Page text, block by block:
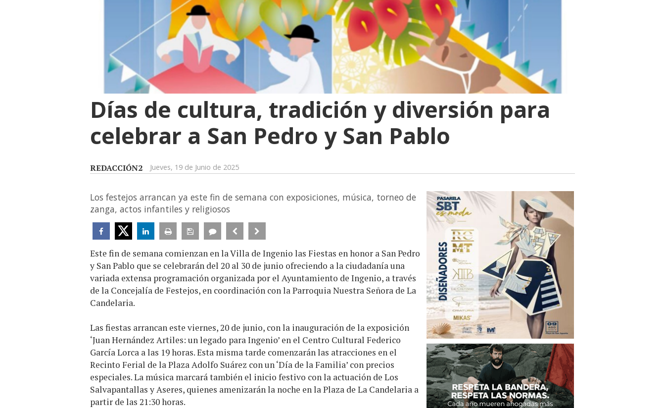
Días de cultura, tradición y diversión para
celebrar a San Pedro y San Pablo
REDACCIÓN2 Jueves, 19 de Junio de 2025
Los festejos arrancan ya este fin de semana con exposiciones, música, torneo de
zanga, actos infantiles y religiosos
Este fin de semana comienzan en la Villa de Ingenio las Fiestas en honor a San Pedro
y San Pablo que se celebrarán del 20 al 30 de junio ofreciendo a la ciudadanía una
variada extensa programación organizada por el Ayuntamiento de Ingenio, a través
de la Concejalía de Festejos, en coordinación con la Parroquia Nuestra Señora de La
Candelaria.
Las fiestas arrancan este viernes, 20 de junio, con la inauguración de la exposición
‘Juan Hernández Artiles: un legado para Ingenio’ en el Centro Cultural Federico
García Lorca a las 19 horas. Esta misma tarde comenzarán las atracciones en el
Recinto Ferial de la Plaza Adolfo Suárez con un ‘Día de la Familia’ con precios
especiales. La música marcará también el inicio festivo con la actuación de Los
Salvapantallas y Aseres, quienes amenizarán la noche en la Plaza de La Candelaria a
partir de las 21:30 horas.